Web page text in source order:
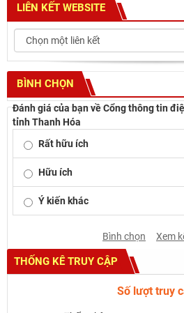
LIÊN KẾT WEBSITE
BÌNH CHỌN
Đánh giá của bạn về Cổng thông tin
tỉnh Thanh Hóa
Rất hữu ích
Hữu ích
Ý kiến khác
Bình chọn Xem
THỐNG KÊ TRUY CẬP
Số lượt truy